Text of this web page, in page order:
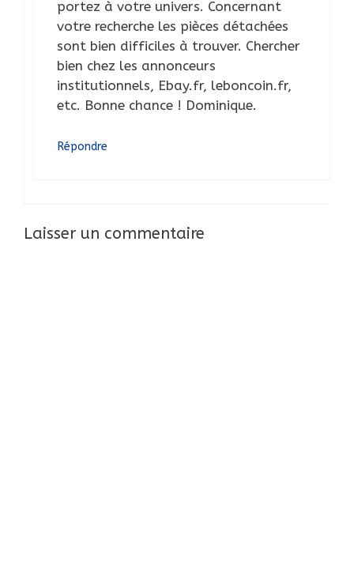
portez à votre univers. Concernant
votre recherche les pièces détachées
sont bien difficiles à trouver. Chercher
bien chez les annonceurs
institutionnels, Ebay.fr, leboncoin.fr,
etc. Bonne chance ! Dominique.
Répondre
Laisser un commentaire